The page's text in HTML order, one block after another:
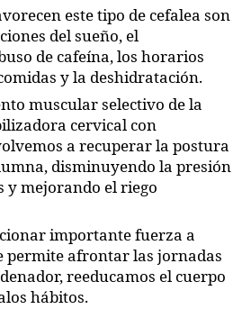
este tipo de cefalea son
del sueño, el
de cafeína, los horarios
y la deshidratación.
muscular selectivo de la
cervical con
a recuperar la postura
disminuyendo la presión
y mejorando el riego
importante fuerza a
permite afrontar las jornadas
reeducamos el cuerpo
hábitos.